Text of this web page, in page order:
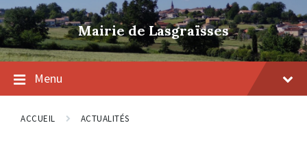
Skip
to
content
Skip
to
main
navigation
Skip
to
footer
Mairie de Lasgraïsses
Menu
ACCUEIL ACTUALITÉS